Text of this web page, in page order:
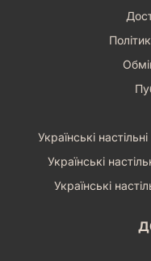
Українські
Українські
Українські